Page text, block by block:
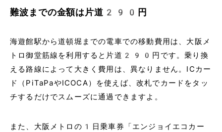
難波までの金額は片道290円
海遊館駅から道頓堀までの電車での移動費用は、大阪メ
トロ御堂筋線を利用すると片道290円です。乗り換
える路線によって大きく費用は、異なりません。ICカー
ド（PiTaPaやICOCA）を使えば、改札でカードをタッ
チするだけでスムーズに通過できますよ。
また、大阪メトロの1日乗車券「エンジョイエコカー